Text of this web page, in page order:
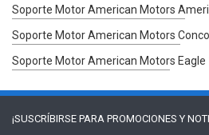
Soporte Motor American Motors
Soporte Motor American Motors
Soporte Motor American Motors Eagle
¡SUSCRÍBIRSE PARA PROMOCIONES Y